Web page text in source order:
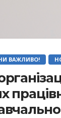
ВАЖЛИВО!